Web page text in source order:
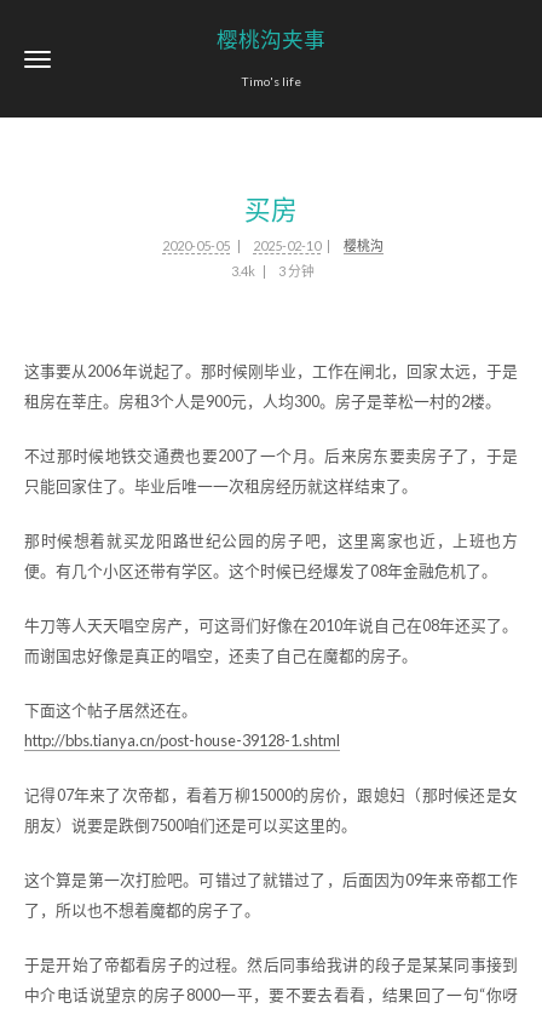
樱桃沟夹事
Timo's life
买房
2020-05-05 2025-02-10
樱桃沟
3.4k
3 分钟
这事要从2006年说起了。那时候刚毕业，工作在闸北，回家太远，于是
租房在莘庄。房租3个人是900元，人均300。房子是莘松一村的2楼。
不过那时候地铁交通费也要200了一个月。后来房东要卖房子了，于是
只能回家住了。毕业后唯一一次租房经历就这样结束了。
那时候想着就买龙阳路世纪公园的房子吧，这里离家也近，上班也方
便。有几个小区还带有学区。这个时候已经爆发了08年金融危机了。
牛刀等人天天唱空房产，可这哥们好像在2010年说自己在08年还买了。
而谢国忠好像是真正的唱空，还卖了自己在魔都的房子。
下面这个帖子居然还在。
http://bbs.tianya.cn/post-house-39128-1.shtml
记得07年来了次帝都，看着万柳15000的房价，跟媳妇（那时候还是女
朋友）说要是跌倒7500咱们还是可以买这里的。
这个算是第一次打脸吧。可错过了就错过了，后面因为09年来帝都工作
了，所以也不想着魔都的房子了。
于是开始了帝都看房子的过程。然后同事给我讲的段子是某某同事接到
中介电话说望京的房子8000一平，要不要去看看，结果回了一句“你呀